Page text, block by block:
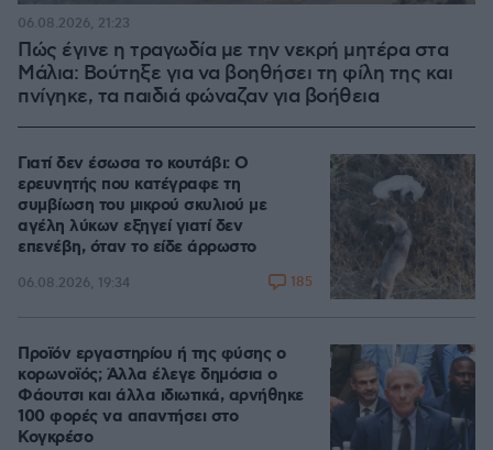
Πώς έγινε η τραγωδία με την νεκρή μητέρα στα
Μάλια: Βούτηξε για να βοηθήσει τη φίλη της και
πνίγηκε, τα παιδιά φώναζαν για βοήθεια
06.08.2026, 21:23
Γιατί δεν έσωσα το κουτάβι: Ο
ερευνητής που κατέγραφε τη
συμβίωση του μικρού σκυλιού με
αγέλη λύκων εξηγεί γιατί δεν
επενέβη, όταν το είδε άρρωστο
06.08.2026, 19:34 185
Προϊόν εργαστηρίου ή της φύσης ο
κορωνοϊός; Άλλα έλεγε δημόσια ο
Φάουτσι και άλλα ιδιωτικά, αρνήθηκε
100 φορές να απαντήσει στο
Κογκρέσο